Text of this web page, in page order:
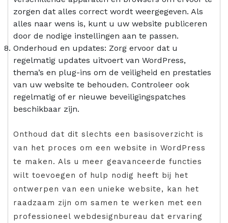
zorgen dat alles correct wordt weergegeven. Als
alles naar wens is, kunt u uw website publiceren
door de nodige instellingen aan te passen.
Onderhoud en updates: Zorg ervoor dat u
regelmatig updates uitvoert van WordPress,
thema’s en plug-ins om de veiligheid en prestaties
van uw website te behouden. Controleer ook
regelmatig of er nieuwe beveiligingspatches
beschikbaar zijn.
Onthoud dat dit slechts een basisoverzicht is
van het proces om een website in WordPress
te maken. Als u meer geavanceerde functies
wilt toevoegen of hulp nodig heeft bij het
ontwerpen van een unieke website, kan het
raadzaam zijn om samen te werken met een
professioneel webdesignbureau dat ervaring